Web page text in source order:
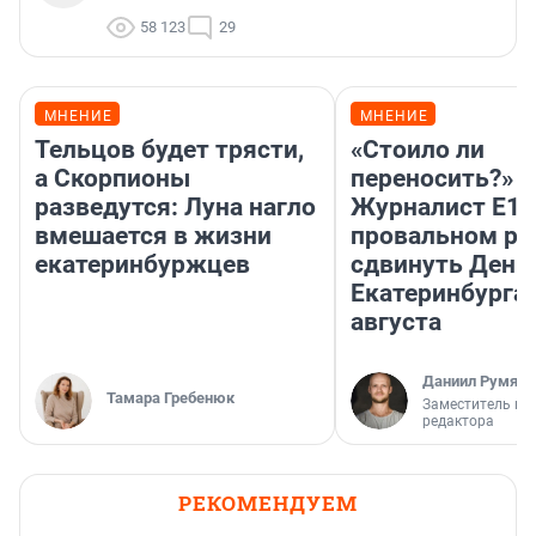
58 123 29
МНЕНИЕ
Тельцов будет трясти,
а Скорпионы
разведутся: Луна нагло
вмешается в жизни
екатеринбуржцев
Тамара Гребенюк
МНЕНИЕ
«Стоило ли
переносить?»
Журналист
провальном
сдвинуть День
Екатеринбурга
августа
Даниил
Заместитель
редактора
РЕКОМЕНДУЕМ